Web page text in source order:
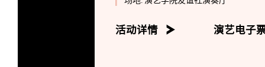
活动详情 演艺电子